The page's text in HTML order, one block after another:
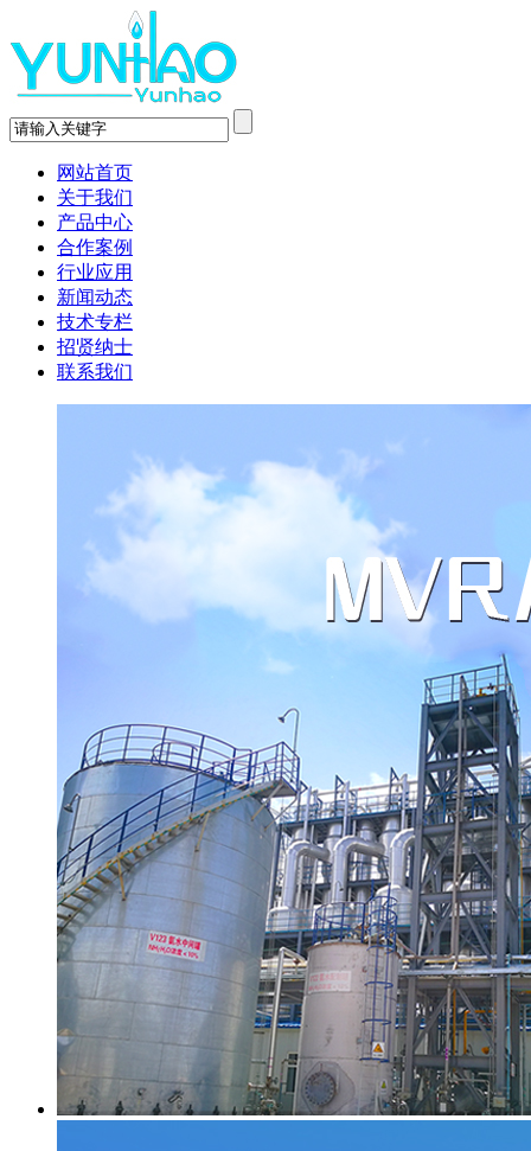
网站首页
关于我们
产品中心
合作案例
行业应用
新闻动态
技术专栏
招贤纳士
联系我们